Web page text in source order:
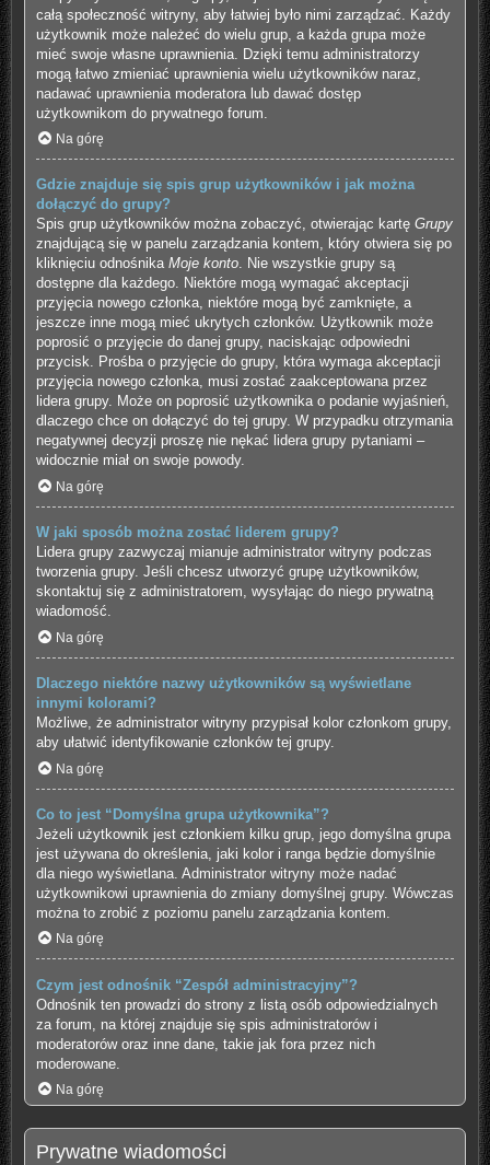
całą społeczność witryny, aby łatwiej było nimi zarządzać. Każdy
użytkownik może należeć do wielu grup, a każda grupa może
mieć swoje własne uprawnienia. Dzięki temu administratorzy
mogą łatwo zmieniać uprawnienia wielu użytkowników naraz,
nadawać uprawnienia moderatora lub dawać dostęp
użytkownikom do prywatnego forum.
Na górę
Gdzie znajduje się spis grup użytkowników i jak można
dołączyć do grupy?
Spis grup użytkowników można zobaczyć, otwierając kartę Grupy
znajdującą się w panelu zarządzania kontem, który otwiera się po
kliknięciu odnośnika Moje konto. Nie wszystkie grupy są
dostępne dla każdego. Niektóre mogą wymagać akceptacji
przyjęcia nowego członka, niektóre mogą być zamknięte, a
jeszcze inne mogą mieć ukrytych członków. Użytkownik może
poprosić o przyjęcie do danej grupy, naciskając odpowiedni
przycisk. Prośba o przyjęcie do grupy, która wymaga akceptacji
przyjęcia nowego członka, musi zostać zaakceptowana przez
lidera grupy. Może on poprosić użytkownika o podanie wyjaśnień,
dlaczego chce on dołączyć do tej grupy. W przypadku otrzymania
negatywnej decyzji proszę nie nękać lidera grupy pytaniami –
widocznie miał on swoje powody.
Na górę
W jaki sposób można zostać liderem grupy?
Lidera grupy zazwyczaj mianuje administrator witryny podczas
tworzenia grupy. Jeśli chcesz utworzyć grupę użytkowników,
skontaktuj się z administratorem, wysyłając do niego prywatną
wiadomość.
Na górę
Dlaczego niektóre nazwy użytkowników są wyświetlane
innymi kolorami?
Możliwe, że administrator witryny przypisał kolor członkom grupy,
aby ułatwić identyfikowanie członków tej grupy.
Na górę
Co to jest “Domyślna grupa użytkownika”?
Jeżeli użytkownik jest członkiem kilku grup, jego domyślna grupa
jest używana do określenia, jaki kolor i ranga będzie domyślnie
dla niego wyświetlana. Administrator witryny może nadać
użytkownikowi uprawnienia do zmiany domyślnej grupy. Wówczas
można to zrobić z poziomu panelu zarządzania kontem.
Na górę
Czym jest odnośnik “Zespół administracyjny”?
Odnośnik ten prowadzi do strony z listą osób odpowiedzialnych
za forum, na której znajduje się spis administratorów i
moderatorów oraz inne dane, takie jak fora przez nich
moderowane.
Na górę
Prywatne wiadomości